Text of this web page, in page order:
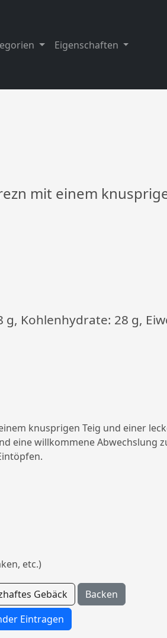
Eigenschaften
mit einem
Kohlenhydrate: 28 g,
knusprigen Teig und einer
eine willkommene Abwechslung
etc.)
Gebäck
Backen
Eintragen